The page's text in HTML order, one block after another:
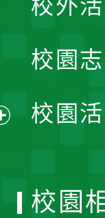
校外
校園
校園
校園